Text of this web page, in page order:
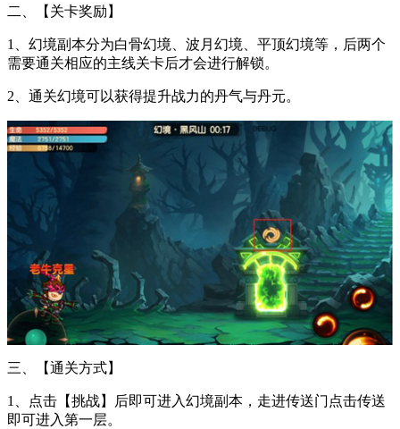
二、【关卡奖励】
1、幻境副本分为白骨幻境、波月幻境、平顶幻境等，后两个
需要通关相应的主线关卡后才会进行解锁。
2、通关幻境可以获得提升战力的丹气与丹元。
三、【通关方式】
1、点击【挑战】后即可进入幻境副本，走进传送门点击传送
即可进入第一层。